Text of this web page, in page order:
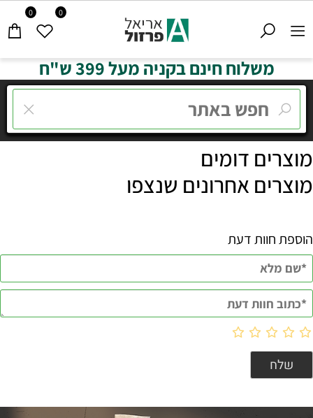
0 0
משלוח חינם בקניה מעל 399 ש"ח
מוצרים דומים
מוצרים אחרונים שנצפו
הוספת חוות דעת